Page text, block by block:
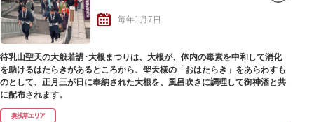
があり、境内では浅草寺幼稚園園児や芸能人による豆まきも行われるので、
ぜひ足を運んでみてはいかがでしょうか。
毎年1月7日
待乳山聖天の大般若講･大根まつりは、大根が、体内の毒素を中和して消化
を助けるはたらきがあるところから、聖天様の「おはたらき」をあらわすも
のとして、正月三が日に奉納された大根を、風呂吹きに調理して御神酒と共
に配布されます。
奥浅草エリア